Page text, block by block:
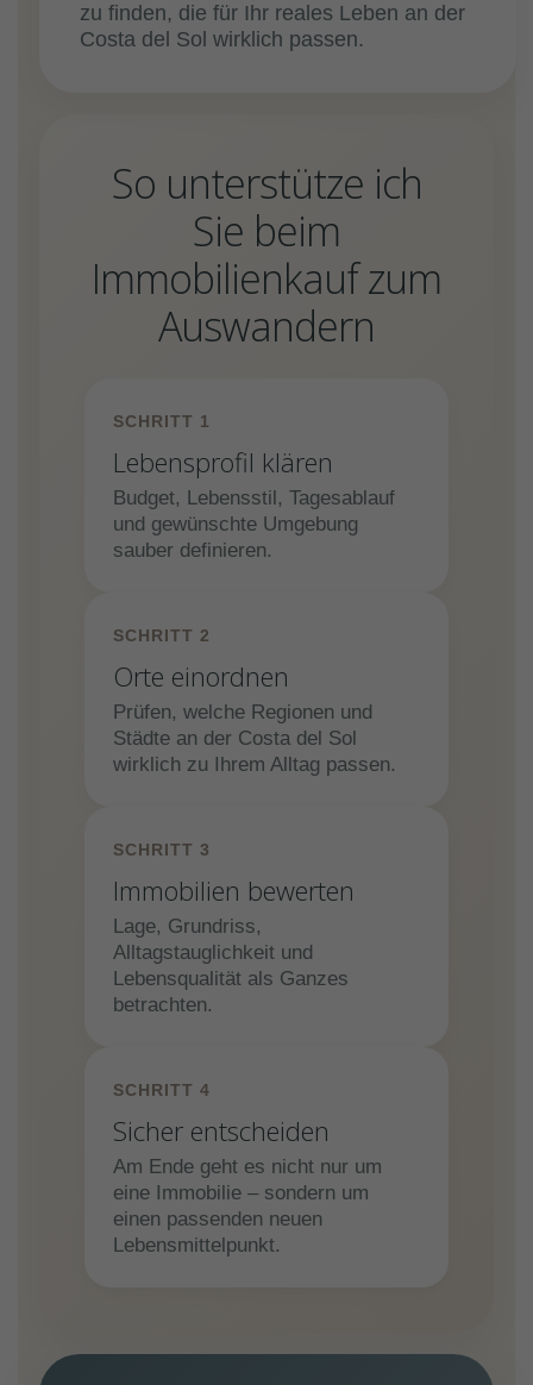
zu finden, die für Ihr reales Leben an der
Costa del Sol wirklich passen.
So unterstütze ich
Sie beim
Immobilienkauf zum
Auswandern
SCHRITT 1
Lebensprofil klären
Budget, Lebensstil, Tagesablauf
und gewünschte Umgebung
sauber definieren.
SCHRITT 2
Orte einordnen
Prüfen, welche Regionen und
Städte an der Costa del Sol
wirklich zu Ihrem Alltag passen.
SCHRITT 3
Immobilien bewerten
Lage, Grundriss,
Alltagstauglichkeit und
Lebensqualität als Ganzes
betrachten.
SCHRITT 4
Sicher entscheiden
Am Ende geht es nicht nur um
eine Immobilie – sondern um
einen passenden neuen
Lebensmittelpunkt.